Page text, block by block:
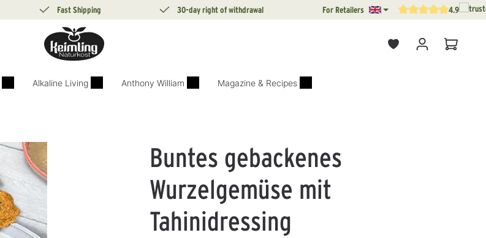
Fast Shipping 30-day right of withdrawal For Retailers Average rating of 4.9 out
4.9
Alkaline Living Anthony William Magazine & Recipes
Buntes gebackenes
Wurzelgemüse mit
Tahinidressing